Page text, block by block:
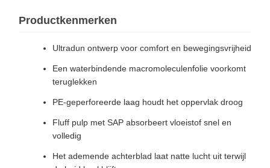
Productkenmerken
Ultradun ontwerp voor comfort en bewegingsvrijheid
Een waterbindende macromoleculenfolie voorkomt
teruglekken
PE-geperforeerde laag houdt het oppervlak droog
Fluff pulp met SAP absorbeert vloeistof snel en
volledig
Het ademende achterblad laat natte lucht uit terwijl